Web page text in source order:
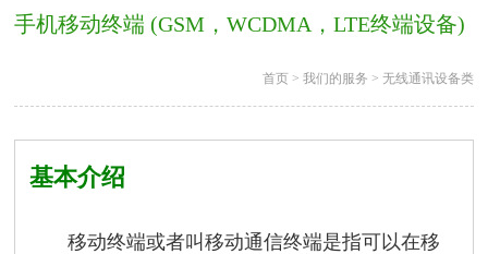
手机移动终端 (GSM，WCDMA，LTE终端设备)
首页> 我们的服务 > 无线通讯设备类
基本介绍
移动终端或者叫移动通信终端是指可以在移